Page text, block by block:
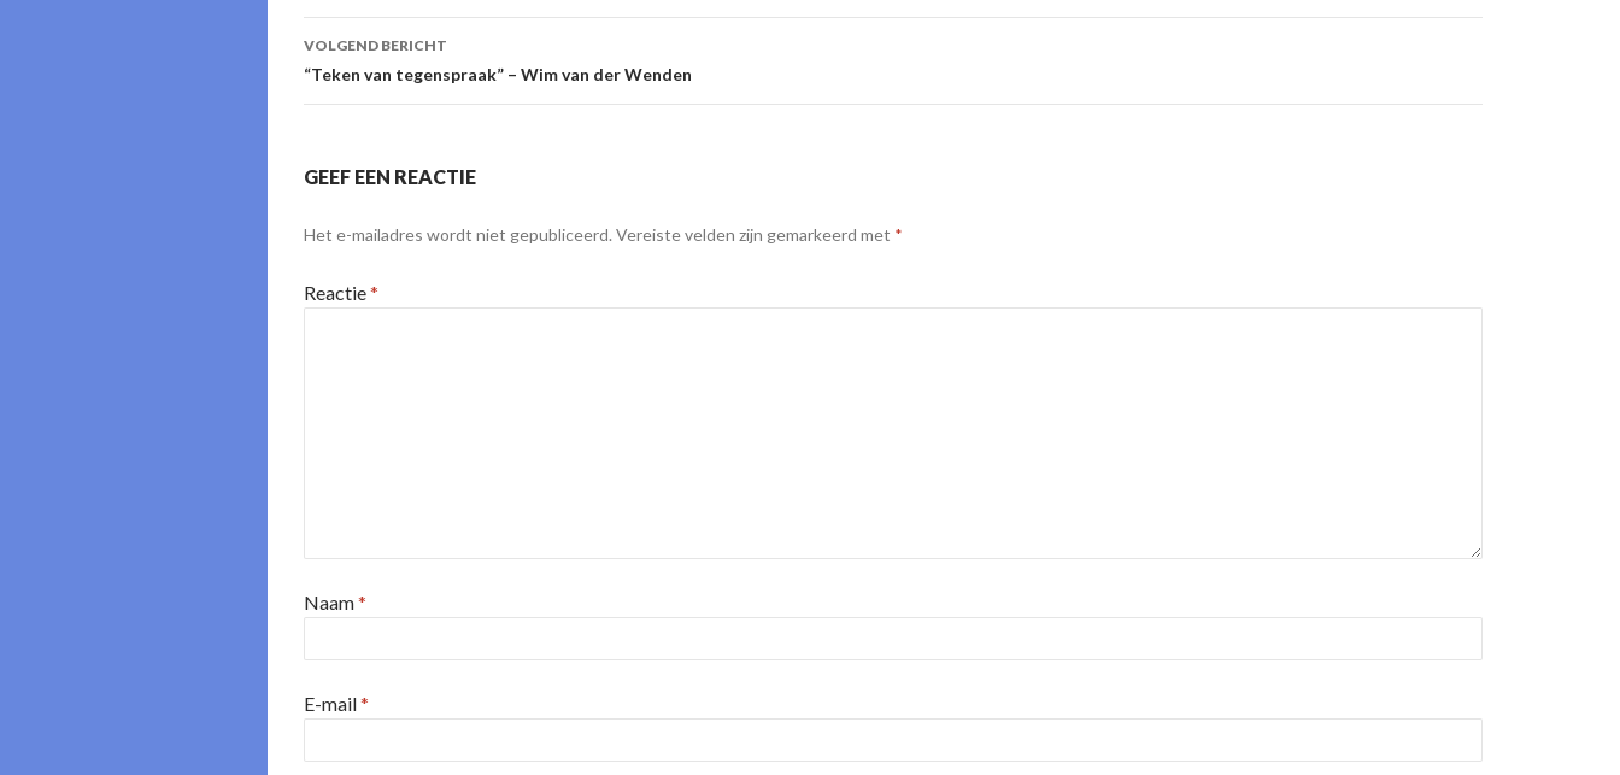
VOLGEND BERICHT
“Teken van tegenspraak” – Wim van der Wenden
GEEF EEN REACTIE
Het e-mailadres wordt niet gepubliceerd. Vereiste velden zijn gemarkeerd met *
Reactie*
Naam*
E-mail*